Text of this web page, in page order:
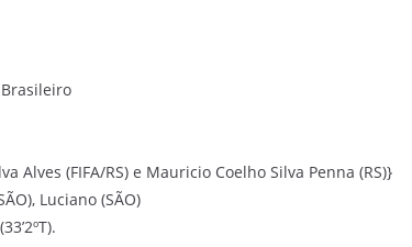
Brasileiro
Alves (FIFA/RS) e Mauricio Coelho Silva Penna (RS)}
Luciano (SÃO)